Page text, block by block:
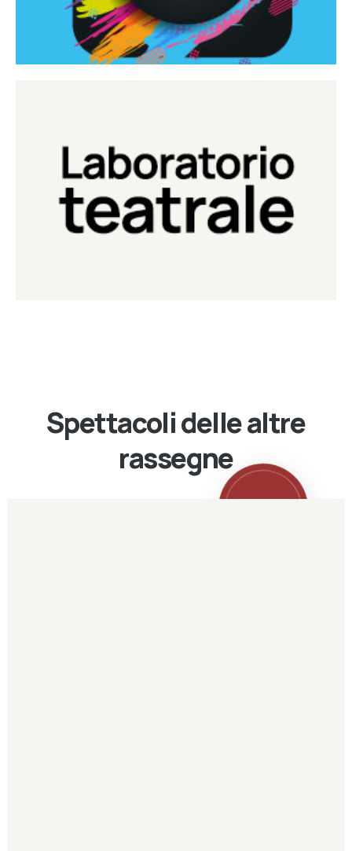
Laboratorio Teatrale
Laboratorio di teatro del Teatro Eduardo de Filippo
Continua
Spettacoli delle altre
rassegne